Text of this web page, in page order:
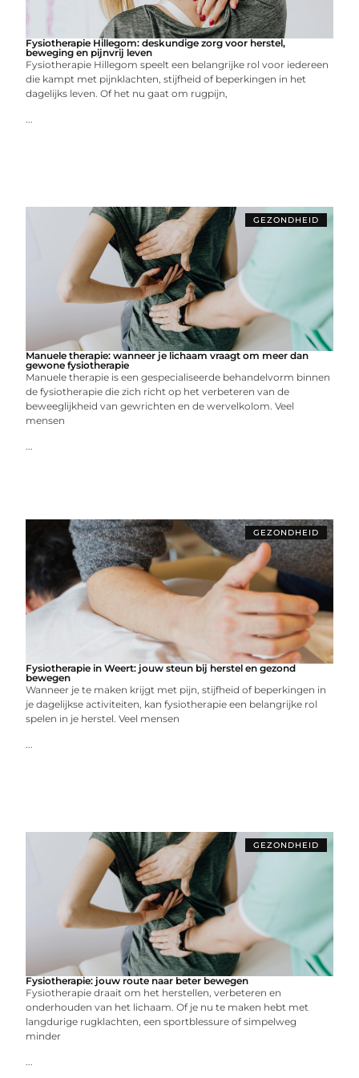
Fysiotherapie Hillegom: deskundige zorg voor herstel,
beweging en pijnvrij leven
Fysiotherapie Hillegom speelt een belangrijke rol voor iedereen
die kampt met pijnklachten, stijfheid of beperkingen in het
dagelijks leven. Of het nu gaat om rugpijn,
...
GEZONDHEID
Manuele therapie: wanneer je lichaam vraagt om meer dan
gewone fysiotherapie
Manuele therapie is een gespecialiseerde behandelvorm binnen
de fysiotherapie die zich richt op het verbeteren van de
beweeglijkheid van gewrichten en de wervelkolom. Veel
mensen
...
GEZONDHEID
Fysiotherapie in Weert: jouw steun bij herstel en gezond
bewegen
Wanneer je te maken krijgt met pijn, stijfheid of beperkingen in
je dagelijkse activiteiten, kan fysiotherapie een belangrijke rol
spelen in je herstel. Veel mensen
...
GEZONDHEID
Fysiotherapie: jouw route naar beter bewegen
Fysiotherapie draait om het herstellen, verbeteren en
onderhouden van het lichaam. Of je nu te maken hebt met
langdurige rugklachten, een sportblessure of simpelweg
minder
...